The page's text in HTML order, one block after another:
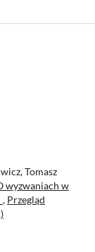
Tomasz
wyzwaniach w
, Przegląd